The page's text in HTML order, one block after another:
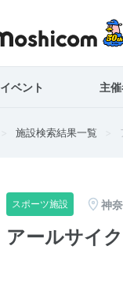
イベント 主
施設検索結果一覧
スポーツ施設 神
アールサイ